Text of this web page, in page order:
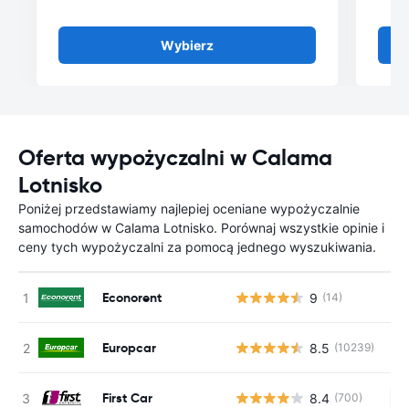
Wybierz
Oferta wypożyczalni w Calama
Lotnisko
Poniżej przedstawiamy najlepiej oceniane wypożyczalnie
samochodów w Calama Lotnisko. Porównaj wszystkie opinie i
ceny tych wypożyczalni za pomocą jednego wyszukiwania.
Econorent 9 (14)
Europcar 8.5 (10239)
First Car 8.4 (700)